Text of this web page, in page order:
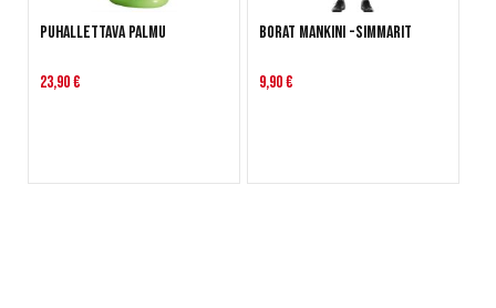
Puhallettava palmu
23,90 €
Borat Mankini -simmarit
9,90 €